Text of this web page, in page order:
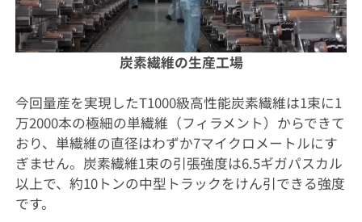
炭素繊維の生産工場
今回量産を実現したT1000級高性能炭素繊維は1束に1
万2000本の極細の単繊維（フィラメント）からできて
おり、単繊維の直径はわずか7マイクロメートルにす
ぎません。炭素繊維1束の引張強度は6.5ギガパスカル
以上で、約10トンの中型トラックをけん引できる強度
です。